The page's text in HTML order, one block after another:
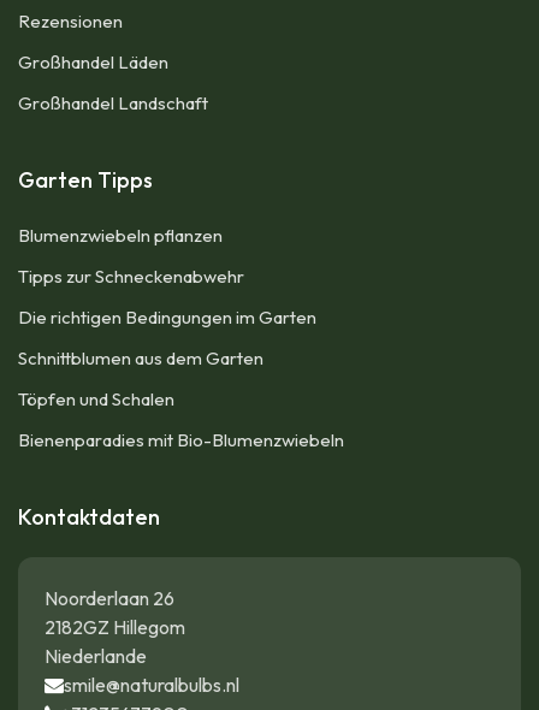
Rezensionen​
Großhandel Läden
Großhandel Landschaft
Garten Tipps
Blumenzwiebeln pflanzen
Tipps zur Schneckenabwehr
Die richtigen Bedingungen im Garten
Schnittblumen aus dem Garten
Töpfen und Schalen
Bienenparadies mit Bio-Blumenzwiebeln
Kontaktdaten
Noorderlaan 26
2182GZ Hillegom
Niederlande
smile@naturalbulbs.nl